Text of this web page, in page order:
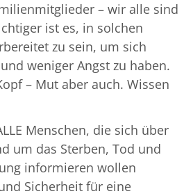
– wir alle sind
ist es, in solchen
zu sein, um sich
weniger Angst zu haben.
– Mut aber auch. Wissen
Menschen, die sich über
um das Sterben, Tod und
informieren wollen
Sicherheit für eine